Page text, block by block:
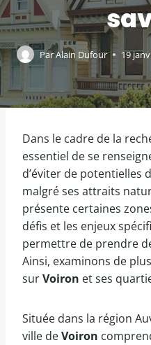
ParAlain Dufour 19
Dans le cadre de la
essentiel de se
d’éviter de potentielles
malgré ses attraits
présente certaines
défis et les enjeux
permettre de prendre
Ainsi, examinons de
surVoiron et ses
Située dans la région
ville deVoiron